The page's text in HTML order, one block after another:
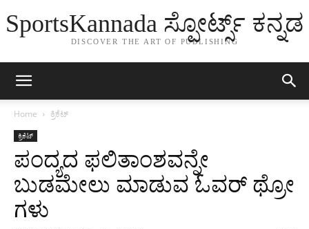
SportsKannada ಸ್ಪೋರ್ಟ್ಸ್ ಕನ್ನಡ
DISCOVER THE ART OF PUBLISHING
Home ಕ್ರಿಕೆಟ್
ಕ್ರಿಕೆಟ್
ಪಂದ್ಯದ ಫಲಿತಾಂಶವನ್ನೇ
ಬುಡಮೇಲು ಮಾಡುವ ಓವರ್ ಥ್ರೋ
ಗಳು